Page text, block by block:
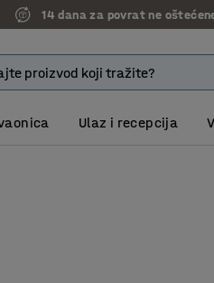
7 godina garancije
Ulaz i recepcija